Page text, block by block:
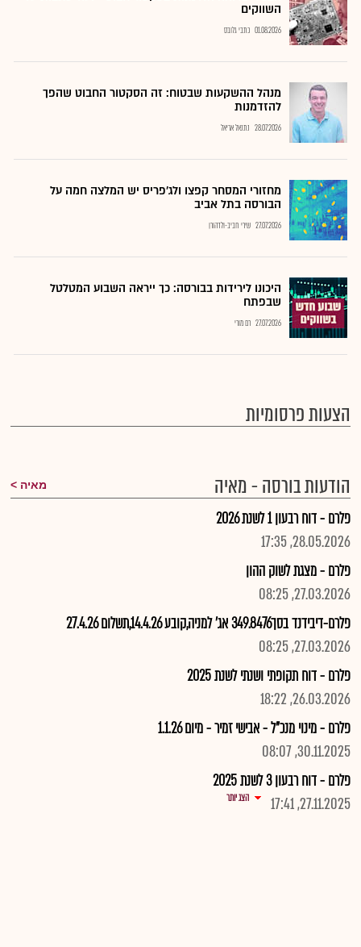
השווקים
01.08.2026 כתבי גלובס
מנהל ההשקעות שבטוח: זה הסקטור החבוט שהפך
להזדמנות
28.07.2026 נתנאל אריאל
מחזורי המסחר קפצו ולג'פריס יש המלצה חמה על
הבורסה בתל אביב
27.07.2026 שירי חביב-ולדהורן
היכונו לירידות בבורסה: כך ייראה השבוע המטלטל
שבפתח
27.07.2026 רם מורי
הצעות פרסומיות
הודעות בורסה - מאיה מאיה
פלרם - דוח רבעון 1 לשנת 2026
28.05.2026, 17:35
פלרם - מצגת לשוק ההון
27.03.2026, 08:25
פלרם-דיבידנד בסך349.8476 אג' למניה,קובע 14.4.26,תשלום 27.4.26
27.03.2026, 08:25
פלרם - דוח תקופתי ושנתי לשנת 2025
26.03.2026, 18:22
פלרם - מינוי מנכ"ל - אבישי זמיר - מיום 1.1.26
30.11.2025, 08:07
פלרם - דוח רבעון 3 לשנת 2025
27.11.2025, 17:41
הצג יותר